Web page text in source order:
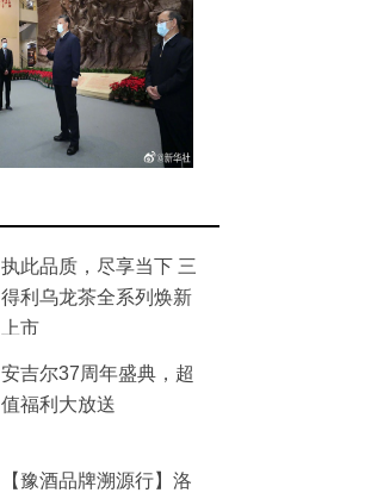
执此品质，尽享当下 三
得利乌龙茶全系列焕新
上市
安吉尔37周年盛典，超
值福利大放送
【豫酒品牌溯源行】洛